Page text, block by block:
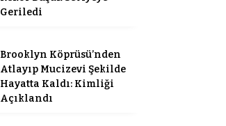
Geriledi
Brooklyn Köprüsü’nden
Atlayıp Mucizevi Şekilde
Hayatta Kaldı: Kimliği
Açıklandı